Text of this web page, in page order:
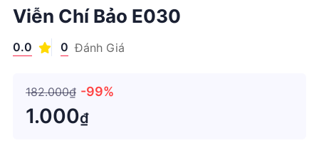
Viễn Chí Bảo E030
0.0 0 Đánh Giá
182.000₫ -99%
1.000₫